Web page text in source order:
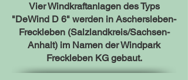
Vier Windkraftanlagen des Typs
"DeWind D 6" werden in Aschersleben-
Freckleben (Salzlandkreis/Sachsen-
Anhalt) im Namen der Windpark
Freckleben KG gebaut.